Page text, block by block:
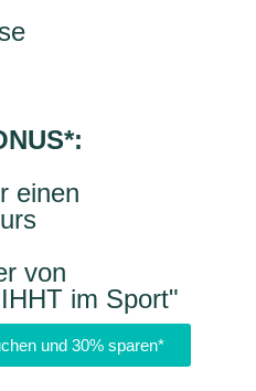
einen
von
im Sport"
und 30% sparen*